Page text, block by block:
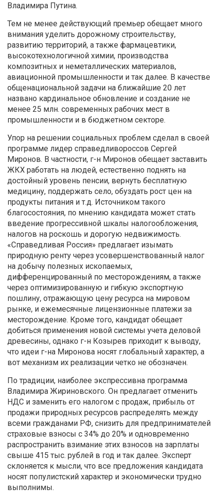
Владимира Путина.
Тем не менее действующий премьер обещает много
внимания уделить дорожному строительству,
развитию территорий, а также фармацевтики,
высокотехнологичной химии, производства
композитных и неметаллических материалов,
авиационной промышленности и так далее. В качестве
общенациональной задачи на ближайшие 20 лет
названо кардинальное обновление и создание не
менее 25 млн. современных рабочих мест в
промышленности и в бюджетном секторе.
Упор на решении социальных проблем сделал в своей
программе лидер справедливороссов Сергей
Миронов. В частности, г-н Миронов обещает заставить
ЖКХ работать на людей, естественно поднять на
достойный уровень пенсии, вернуть бесплатную
медицину, поддержать село, обуздать рост цен на
продукты питания и т.д. Источником такого
благосостояния, по мнению кандидата может стать
введение прогрессивной шкалы налогообложения,
налогов на роскошь и дорогую недвижимость.
«Справедливая Россия» предлагает изымать
природную ренту через усовершенствованный налог
на добычу полезных ископаемых,
дифференцированный по месторождениям, а также
через оптимизированную и гибкую экспортную
пошлину, отражающую цену ресурса на мировом
рынке, и ежемесячные лицензионные платежи за
месторождение. Кроме того, кандидат обещает
добиться применения новой системы учета деловой
древесины, однако г-н Козырев приходит к выводу,
что идеи г-на Миронова носят глобальный характер, а
вот механизм их реализации четко не обозначен.
По традиции, наиболее экспрессивна программа
Владимира Жириновского. Он предлагает отменить
НДС и заменить его налогом с продаж, прибыль от
продажи природных ресурсов распределять между
всеми гражданами РФ, снизить для предпринимателей
страховые взносы с 34% до 20% и одновременно
распространить взимание этих взносов на зарплаты
свыше 415 тыс. рублей в год и так далее. Эксперт
склоняется к мысли, что все предложения кандидата
носят популистский характер и экономически трудно
выполнимы.